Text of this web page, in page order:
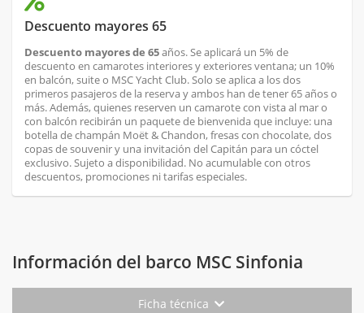
Descuento mayores 65
Descuento mayores de 65años. Se aplicará un 5% de
descuento en camarotes interiores y exteriores ventana; un 10%
en balcón, suite o MSC Yacht Club. Solo se aplica a los dos
primeros pasajeros de la reserva y ambos han de tener 65 años o
más. Además, quienes reserven un camarote con vista al mar o
con balcón recibirán un paquete de bienvenida que incluye: una
botella de champán Moët & Chandon, fresas con chocolate, dos
copas de souvenir y una invitación del Capitán para un cóctel
exclusivo. Sujeto a disponibilidad. No acumulable con otros
descuentos, promociones ni tarifas especiales.
Información del barco MSC Sinfonia
Ficha técnica